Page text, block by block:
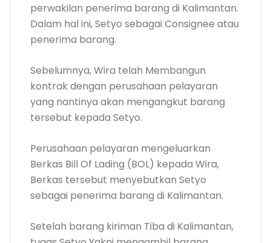
perwakilan penerima barang di Kalimantan.
Dalam hal ini, Setyo sebagai Consignee atau
penerima barang.
Sebelumnya, Wira telah Membangun
kontrak dengan perusahaan pelayaran
yang nantinya akan mengangkut barang
tersebut kepada Setyo.
Perusahaan pelayaran mengeluarkan
Berkas Bill Of Lading (BOL) kepada Wira,
Berkas tersebut menyebutkan Setyo
sebagai penerima barang di Kalimantan.
Setelah barang kiriman Tiba di Kalimantan,